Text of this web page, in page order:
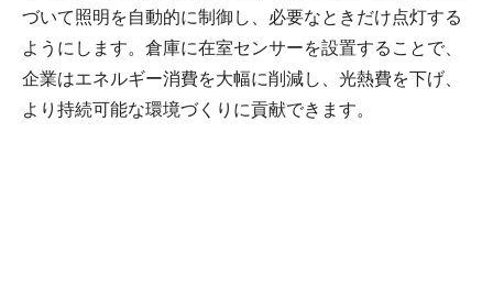
づいて照明を自動的に制御し、必要なときだけ点灯する
ようにします。倉庫に在室センサーを設置することで、
企業はエネルギー消費を大幅に削減し、光熱費を下げ、
より持続可能な環境づくりに貢献できます。